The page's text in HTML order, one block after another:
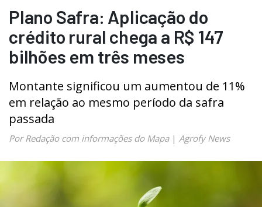
Plano Safra: Aplicação do
crédito rural chega a R$ 147
bilhões em três meses
Montante significou um aumentou de 11%
em relação ao mesmo período da safra
passada
Por Redação com informações do Mapa| Agrofy News